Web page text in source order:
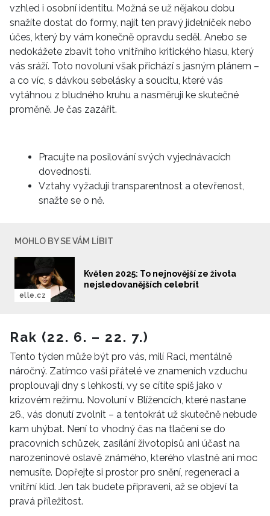
vzhled i osobní identitu. Možná se už nějakou dobu
snažíte dostat do formy, najít ten pravý jídelníček nebo
účes, který by vám konečně opravdu seděl. Anebo se
nedokážete zbavit toho vnitřního kritického hlasu, který
vás sráží. Toto novoluní však přichází s jasným plánem –
a co víc, s dávkou sebelásky a soucitu, které vás
vytáhnou z bludného kruhu a nasměrují ke skutečné
proměně. Je čas zazářit.
Pracujte na posilování svých vyjednávacích
dovedností.
Vztahy vyžadují transparentnost a otevřenost,
snažte se o ně.
MOHLO BY SE VÁM LÍBIT
Květen 2025: To nejnovější ze života
nejsledovanějších celebrit
elle.cz
Rak (22. 6. – 22. 7.)
Tento týden může být pro vás, milí Raci, mentálně
náročný. Zatímco vaši přátelé ve znameních vzduchu
proplouvají dny s lehkostí, vy se cítíte spíš jako v
krizovém režimu. Novoluní v Blížencích, které nastane
26., vás donutí zvolnit – a tentokrát už skutečně nebude
kam uhýbat. Není to vhodný čas na tlačení se do
pracovních schůzek, zasílání životopisů ani účast na
narozeninové oslavě známého, kterého vlastně ani moc
nemusíte. Dopřejte si prostor pro snění, regeneraci a
vnitřní klid. Jen tak budete připraveni, až se objeví ta
pravá příležitost.